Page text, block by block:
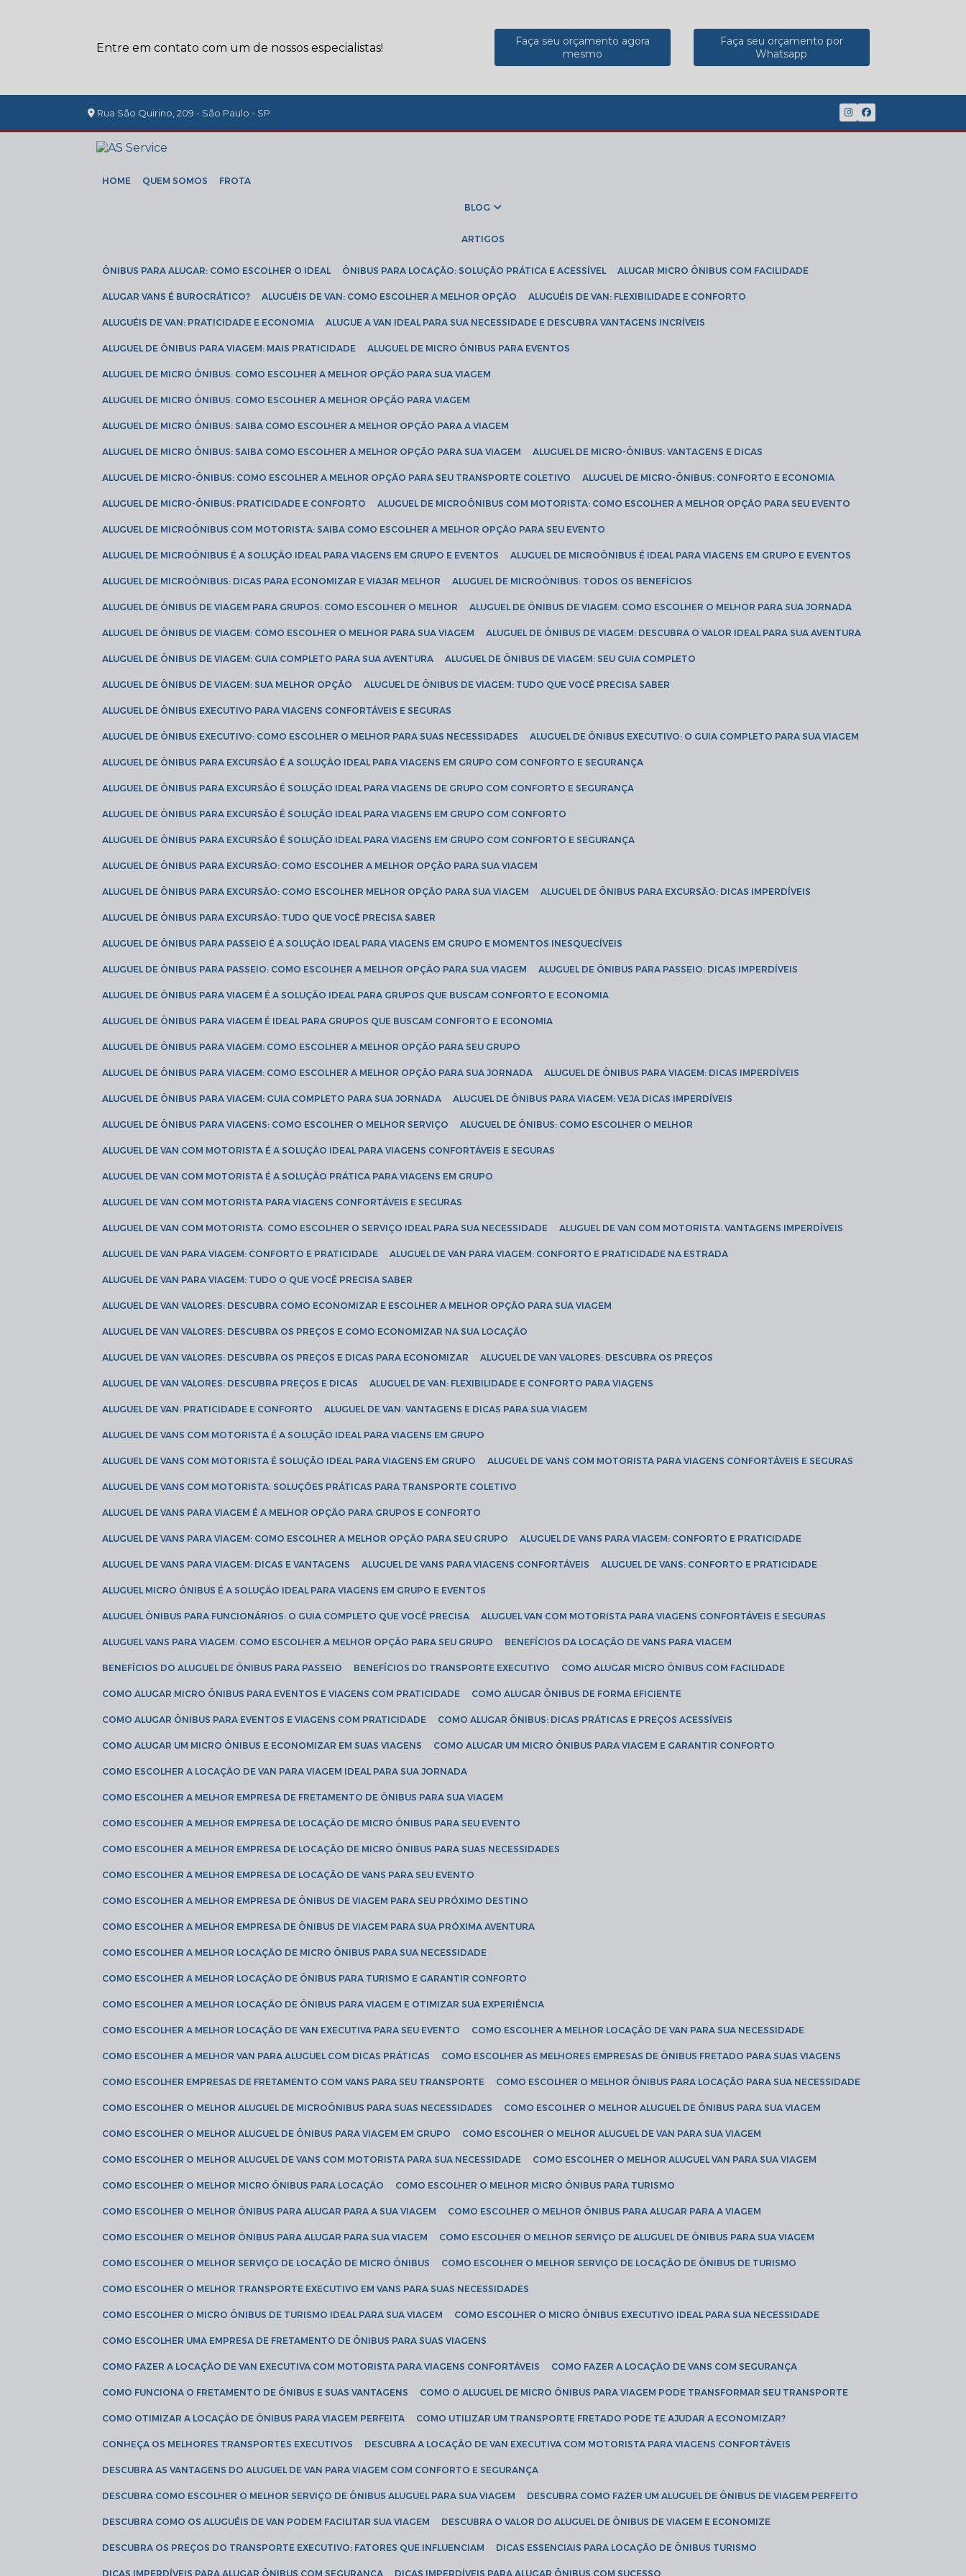
Entre em contato com um de nossos especialistas!
Faça seu orçamento agora
mesmo
Faça seu orçamento por
Whatsapp
Rua São Quirino, 209 - São Paulo - SP
HOME QUEM SOMOS FROTA
BLOG
ARTIGOS
ÔNIBUS PARA ALUGAR: COMO ESCOLHER O IDEAL ÔNIBUS PARA LOCAÇÃO: SOLUÇÃO PRÁTICA E ACESSÍVEL ALUGAR MICRO ÔNIBUS COM FACILIDADE
ALUGAR VANS É BUROCRÁTICO? ALUGUÉIS DE VAN: COMO ESCOLHER A MELHOR OPÇÃO ALUGUÉIS DE VAN: FLEXIBILIDADE E CONFORTO
ALUGUÉIS DE VAN: PRATICIDADE E ECONOMIA ALUGUE A VAN IDEAL PARA SUA NECESSIDADE E DESCUBRA VANTAGENS INCRÍVEIS
ALUGUEL DE ÔNIBUS PARA VIAGEM: MAIS PRATICIDADE ALUGUEL DE MICRO ÔNIBUS PARA EVENTOS
ALUGUEL DE MICRO ÔNIBUS: COMO ESCOLHER A MELHOR OPÇÃO PARA SUA VIAGEM
ALUGUEL DE MICRO ÔNIBUS: COMO ESCOLHER A MELHOR OPÇÃO PARA VIAGEM
ALUGUEL DE MICRO ÔNIBUS: SAIBA COMO ESCOLHER A MELHOR OPÇÃO PARA A VIAGEM
ALUGUEL DE MICRO ÔNIBUS: SAIBA COMO ESCOLHER A MELHOR OPÇÃO PARA SUA VIAGEM ALUGUEL DE MICRO-ÔNIBUS: VANTAGENS E DICAS
ALUGUEL DE MICRO-ÔNIBUS: COMO ESCOLHER A MELHOR OPÇÃO PARA SEU TRANSPORTE COLETIVO ALUGUEL DE MICRO-ÔNIBUS: CONFORTO E ECONOMIA
ALUGUEL DE MICRO-ÔNIBUS: PRATICIDADE E CONFORTO ALUGUEL DE MICROÔNIBUS COM MOTORISTA: COMO ESCOLHER A MELHOR OPÇÃO PARA SEU EVENTO
ALUGUEL DE MICROÔNIBUS COM MOTORISTA: SAIBA COMO ESCOLHER A MELHOR OPÇÃO PARA SEU EVENTO
ALUGUEL DE MICROÔNIBUS É A SOLUÇÃO IDEAL PARA VIAGENS EM GRUPO E EVENTOS ALUGUEL DE MICROÔNIBUS É IDEAL PARA VIAGENS EM GRUPO E EVENTOS
ALUGUEL DE MICROÔNIBUS: DICAS PARA ECONOMIZAR E VIAJAR MELHOR ALUGUEL DE MICROÔNIBUS: TODOS OS BENEFÍCIOS
ALUGUEL DE ÔNIBUS DE VIAGEM PARA GRUPOS: COMO ESCOLHER O MELHOR ALUGUEL DE ÔNIBUS DE VIAGEM: COMO ESCOLHER O MELHOR PARA SUA JORNADA
ALUGUEL DE ÔNIBUS DE VIAGEM: COMO ESCOLHER O MELHOR PARA SUA VIAGEM ALUGUEL DE ÔNIBUS DE VIAGEM: DESCUBRA O VALOR IDEAL PARA SUA AVENTURA
ALUGUEL DE ÔNIBUS DE VIAGEM: GUIA COMPLETO PARA SUA AVENTURA ALUGUEL DE ÔNIBUS DE VIAGEM: SEU GUIA COMPLETO
ALUGUEL DE ÔNIBUS DE VIAGEM: SUA MELHOR OPÇÃO ALUGUEL DE ÔNIBUS DE VIAGEM: TUDO QUE VOCÊ PRECISA SABER
ALUGUEL DE ÔNIBUS EXECUTIVO PARA VIAGENS CONFORTÁVEIS E SEGURAS
ALUGUEL DE ÔNIBUS EXECUTIVO: COMO ESCOLHER O MELHOR PARA SUAS NECESSIDADES ALUGUEL DE ÔNIBUS EXECUTIVO: O GUIA COMPLETO PARA SUA VIAGEM
ALUGUEL DE ÔNIBUS PARA EXCURSÃO É A SOLUÇÃO IDEAL PARA VIAGENS EM GRUPO COM CONFORTO E SEGURANÇA
ALUGUEL DE ÔNIBUS PARA EXCURSÃO É SOLUÇÃO IDEAL PARA VIAGENS DE GRUPO COM CONFORTO E SEGURANÇA
ALUGUEL DE ÔNIBUS PARA EXCURSÃO É SOLUÇÃO IDEAL PARA VIAGENS EM GRUPO COM CONFORTO
ALUGUEL DE ÔNIBUS PARA EXCURSÃO É SOLUÇÃO IDEAL PARA VIAGENS EM GRUPO COM CONFORTO E SEGURANÇA
ALUGUEL DE ÔNIBUS PARA EXCURSÃO: COMO ESCOLHER A MELHOR OPÇÃO PARA SUA VIAGEM
ALUGUEL DE ÔNIBUS PARA EXCURSÃO: COMO ESCOLHER MELHOR OPÇÃO PARA SUA VIAGEM ALUGUEL DE ÔNIBUS PARA EXCURSÃO: DICAS IMPERDÍVEIS
ALUGUEL DE ÔNIBUS PARA EXCURSÃO: TUDO QUE VOCÊ PRECISA SABER
ALUGUEL DE ÔNIBUS PARA PASSEIO É A SOLUÇÃO IDEAL PARA VIAGENS EM GRUPO E MOMENTOS INESQUECÍVEIS
ALUGUEL DE ÔNIBUS PARA PASSEIO: COMO ESCOLHER A MELHOR OPÇÃO PARA SUA VIAGEM ALUGUEL DE ÔNIBUS PARA PASSEIO: DICAS IMPERDÍVEIS
ALUGUEL DE ÔNIBUS PARA VIAGEM É A SOLUÇÃO IDEAL PARA GRUPOS QUE BUSCAM CONFORTO E ECONOMIA
ALUGUEL DE ÔNIBUS PARA VIAGEM É IDEAL PARA GRUPOS QUE BUSCAM CONFORTO E ECONOMIA
ALUGUEL DE ÔNIBUS PARA VIAGEM: COMO ESCOLHER A MELHOR OPÇÃO PARA SEU GRUPO
ALUGUEL DE ÔNIBUS PARA VIAGEM: COMO ESCOLHER A MELHOR OPÇÃO PARA SUA JORNADA ALUGUEL DE ÔNIBUS PARA VIAGEM: DICAS IMPERDÍVEIS
ALUGUEL DE ÔNIBUS PARA VIAGEM: GUIA COMPLETO PARA SUA JORNADA ALUGUEL DE ÔNIBUS PARA VIAGEM: VEJA DICAS IMPERDÍVEIS
ALUGUEL DE ÔNIBUS PARA VIAGENS: COMO ESCOLHER O MELHOR SERVIÇO ALUGUEL DE ÔNIBUS: COMO ESCOLHER O MELHOR
ALUGUEL DE VAN COM MOTORISTA É A SOLUÇÃO IDEAL PARA VIAGENS CONFORTÁVEIS E SEGURAS
ALUGUEL DE VAN COM MOTORISTA É A SOLUÇÃO PRÁTICA PARA VIAGENS EM GRUPO
ALUGUEL DE VAN COM MOTORISTA PARA VIAGENS CONFORTÁVEIS E SEGURAS
ALUGUEL DE VAN COM MOTORISTA: COMO ESCOLHER O SERVIÇO IDEAL PARA SUA NECESSIDADE ALUGUEL DE VAN COM MOTORISTA: VANTAGENS IMPERDÍVEIS
ALUGUEL DE VAN PARA VIAGEM: CONFORTO E PRATICIDADE ALUGUEL DE VAN PARA VIAGEM: CONFORTO E PRATICIDADE NA ESTRADA
ALUGUEL DE VAN PARA VIAGEM: TUDO O QUE VOCÊ PRECISA SABER
ALUGUEL DE VAN VALORES: DESCUBRA COMO ECONOMIZAR E ESCOLHER A MELHOR OPÇÃO PARA SUA VIAGEM
ALUGUEL DE VAN VALORES: DESCUBRA OS PREÇOS E COMO ECONOMIZAR NA SUA LOCAÇÃO
ALUGUEL DE VAN VALORES: DESCUBRA OS PREÇOS E DICAS PARA ECONOMIZAR ALUGUEL DE VAN VALORES: DESCUBRA OS PREÇOS
ALUGUEL DE VAN VALORES: DESCUBRA PREÇOS E DICAS ALUGUEL DE VAN: FLEXIBILIDADE E CONFORTO PARA VIAGENS
ALUGUEL DE VAN: PRATICIDADE E CONFORTO ALUGUEL DE VAN: VANTAGENS E DICAS PARA SUA VIAGEM
ALUGUEL DE VANS COM MOTORISTA É A SOLUÇÃO IDEAL PARA VIAGENS EM GRUPO
ALUGUEL DE VANS COM MOTORISTA É SOLUÇÃO IDEAL PARA VIAGENS EM GRUPO ALUGUEL DE VANS COM MOTORISTA PARA VIAGENS CONFORTÁVEIS E SEGURAS
ALUGUEL DE VANS COM MOTORISTA: SOLUÇÕES PRÁTICAS PARA TRANSPORTE COLETIVO
ALUGUEL DE VANS PARA VIAGEM É A MELHOR OPÇÃO PARA GRUPOS E CONFORTO
ALUGUEL DE VANS PARA VIAGEM: COMO ESCOLHER A MELHOR OPÇÃO PARA SEU GRUPO ALUGUEL DE VANS PARA VIAGEM: CONFORTO E PRATICIDADE
ALUGUEL DE VANS PARA VIAGEM: DICAS E VANTAGENS ALUGUEL DE VANS PARA VIAGENS CONFORTÁVEIS ALUGUEL DE VANS: CONFORTO E PRATICIDADE
ALUGUEL MICRO ÔNIBUS É A SOLUÇÃO IDEAL PARA VIAGENS EM GRUPO E EVENTOS
ALUGUEL ÔNIBUS PARA FUNCIONÁRIOS: O GUIA COMPLETO QUE VOCÊ PRECISA ALUGUEL VAN COM MOTORISTA PARA VIAGENS CONFORTÁVEIS E SEGURAS
ALUGUEL VANS PARA VIAGEM: COMO ESCOLHER A MELHOR OPÇÃO PARA SEU GRUPO BENEFÍCIOS DA LOCAÇÃO DE VANS PARA VIAGEM
BENEFÍCIOS DO ALUGUEL DE ÔNIBUS PARA PASSEIO BENEFÍCIOS DO TRANSPORTE EXECUTIVO COMO ALUGAR MICRO ÔNIBUS COM FACILIDADE
COMO ALUGAR MICRO ÔNIBUS PARA EVENTOS E VIAGENS COM PRATICIDADE COMO ALUGAR ÔNIBUS DE FORMA EFICIENTE
COMO ALUGAR ÔNIBUS PARA EVENTOS E VIAGENS COM PRATICIDADE COMO ALUGAR ÔNIBUS: DICAS PRÁTICAS E PREÇOS ACESSÍVEIS
COMO ALUGAR UM MICRO ÔNIBUS E ECONOMIZAR EM SUAS VIAGENS COMO ALUGAR UM MICRO ÔNIBUS PARA VIAGEM E GARANTIR CONFORTO
COMO ESCOLHER A LOCAÇÃO DE VAN PARA VIAGEM IDEAL PARA SUA JORNADA
COMO ESCOLHER A MELHOR EMPRESA DE FRETAMENTO DE ÔNIBUS PARA SUA VIAGEM
COMO ESCOLHER A MELHOR EMPRESA DE LOCAÇÃO DE MICRO ÔNIBUS PARA SEU EVENTO
COMO ESCOLHER A MELHOR EMPRESA DE LOCAÇÃO DE MICRO ÔNIBUS PARA SUAS NECESSIDADES
COMO ESCOLHER A MELHOR EMPRESA DE LOCAÇÃO DE VANS PARA SEU EVENTO
COMO ESCOLHER A MELHOR EMPRESA DE ÔNIBUS DE VIAGEM PARA SEU PRÓXIMO DESTINO
COMO ESCOLHER A MELHOR EMPRESA DE ÔNIBUS DE VIAGEM PARA SUA PRÓXIMA AVENTURA
COMO ESCOLHER A MELHOR LOCAÇÃO DE MICRO ÔNIBUS PARA SUA NECESSIDADE
COMO ESCOLHER A MELHOR LOCAÇÃO DE ÔNIBUS PARA TURISMO E GARANTIR CONFORTO
COMO ESCOLHER A MELHOR LOCAÇÃO DE ÔNIBUS PARA VIAGEM E OTIMIZAR SUA EXPERIÊNCIA
COMO ESCOLHER A MELHOR LOCAÇÃO DE VAN EXECUTIVA PARA SEU EVENTO COMO ESCOLHER A MELHOR LOCAÇÃO DE VAN PARA SUA NECESSIDADE
COMO ESCOLHER A MELHOR VAN PARA ALUGUEL COM DICAS PRÁTICAS COMO ESCOLHER AS MELHORES EMPRESAS DE ÔNIBUS FRETADO PARA SUAS VIAGENS
COMO ESCOLHER EMPRESAS DE FRETAMENTO COM VANS PARA SEU TRANSPORTE COMO ESCOLHER O MELHOR ÔNIBUS PARA LOCAÇÃO PARA SUA NECESSIDADE
COMO ESCOLHER O MELHOR ALUGUEL DE MICROÔNIBUS PARA SUAS NECESSIDADES COMO ESCOLHER O MELHOR ALUGUEL DE ÔNIBUS PARA SUA VIAGEM
COMO ESCOLHER O MELHOR ALUGUEL DE ÔNIBUS PARA VIAGEM EM GRUPO COMO ESCOLHER O MELHOR ALUGUEL DE VAN PARA SUA VIAGEM
COMO ESCOLHER O MELHOR ALUGUEL DE VANS COM MOTORISTA PARA SUA NECESSIDADE COMO ESCOLHER O MELHOR ALUGUEL VAN PARA SUA VIAGEM
COMO ESCOLHER O MELHOR MICRO ÔNIBUS PARA LOCAÇÃO COMO ESCOLHER O MELHOR MICRO ÔNIBUS PARA TURISMO
COMO ESCOLHER O MELHOR ÔNIBUS PARA ALUGAR PARA A SUA VIAGEM COMO ESCOLHER O MELHOR ÔNIBUS PARA ALUGAR PARA A VIAGEM
COMO ESCOLHER O MELHOR ÔNIBUS PARA ALUGAR PARA SUA VIAGEM COMO ESCOLHER O MELHOR SERVIÇO DE ALUGUEL DE ÔNIBUS PARA SUA VIAGEM
COMO ESCOLHER O MELHOR SERVIÇO DE LOCAÇÃO DE MICRO ÔNIBUS COMO ESCOLHER O MELHOR SERVIÇO DE LOCAÇÃO DE ÔNIBUS DE TURISMO
COMO ESCOLHER O MELHOR TRANSPORTE EXECUTIVO EM VANS PARA SUAS NECESSIDADES
COMO ESCOLHER O MICRO ÔNIBUS DE TURISMO IDEAL PARA SUA VIAGEM COMO ESCOLHER O MICRO ÔNIBUS EXECUTIVO IDEAL PARA SUA NECESSIDADE
COMO ESCOLHER UMA EMPRESA DE FRETAMENTO DE ÔNIBUS PARA SUAS VIAGENS
COMO FAZER A LOCAÇÃO DE VAN EXECUTIVA COM MOTORISTA PARA VIAGENS CONFORTÁVEIS COMO FAZER A LOCAÇÃO DE VANS COM SEGURANÇA
COMO FUNCIONA O FRETAMENTO DE ÔNIBUS E SUAS VANTAGENS COMO O ALUGUEL DE MICRO ÔNIBUS PARA VIAGEM PODE TRANSFORMAR SEU TRANSPORTE
COMO OTIMIZAR A LOCAÇÃO DE ÔNIBUS PARA VIAGEM PERFEITA COMO UTILIZAR UM TRANSPORTE FRETADO PODE TE AJUDAR A ECONOMIZAR?
CONHEÇA OS MELHORES TRANSPORTES EXECUTIVOS DESCUBRA A LOCAÇÃO DE VAN EXECUTIVA COM MOTORISTA PARA VIAGENS CONFORTÁVEIS
DESCUBRA AS VANTAGENS DO ALUGUEL DE VAN PARA VIAGEM COM CONFORTO E SEGURANÇA
DESCUBRA COMO ESCOLHER O MELHOR SERVIÇO DE ÔNIBUS ALUGUEL PARA SUA VIAGEM DESCUBRA COMO FAZER UM ALUGUEL DE ÔNIBUS DE VIAGEM PERFEITO
DESCUBRA COMO OS ALUGUÉIS DE VAN PODEM FACILITAR SUA VIAGEM DESCUBRA O VALOR DO ALUGUEL DE ÔNIBUS DE VIAGEM E ECONOMIZE
DESCUBRA OS PREÇOS DO TRANSPORTE EXECUTIVO: FATORES QUE INFLUENCIAM DICAS ESSENCIAIS PARA LOCAÇÃO DE ÔNIBUS TURISMO
DICAS IMPERDÍVEIS PARA ALUGAR ÔNIBUS COM SEGURANÇA DICAS IMPERDÍVEIS PARA ALUGAR ÔNIBUS COM SUCESSO